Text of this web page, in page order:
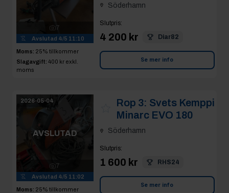
7
Avslutad 4/5 11:10
Moms: 25% tillkommer
Slagavgift: 400 kr exkl.
moms
Söderhamn
Slutpris:
4 200 kr Diar82
Se mer info
2026-05-04
AVSLUTAD
7
Avslutad 4/5 11:02
Moms: 25% tillkommer
Rop 3: Svets Kemppi
Minarc EVO 180
Söderhamn
Slutpris:
1 600 kr RHS24
Se mer info